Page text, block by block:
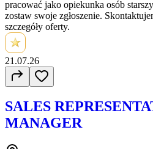
pracować jako opiekunka osób
zostaw swoje zgłoszenie.
szczegóły oferty.
21.07.26
SALES
MANAGER